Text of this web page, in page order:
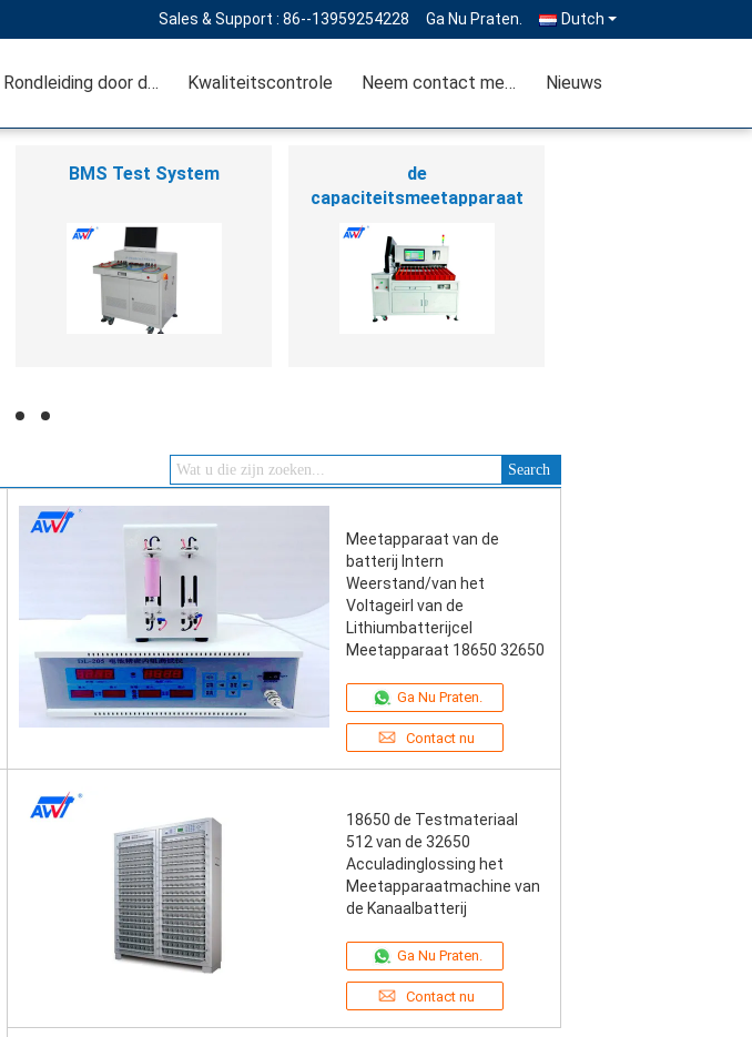
Sales & Support : 86--13959254228 Ga Nu Praten. Dutch
Rondleiding door de fabriek Kwaliteitscontrole Neem contact met ons op Nieuws
BMS Test System
de
capaciteitsmeetapparaat
van de lithiumbatterij
hd hd
Meetapparaat van de
batterij Intern
Weerstand/van het
Voltageirl van de
Lithiumbatterijcel
Meetapparaat 18650 32650
Ga Nu Praten.
Contact nu
18650 de Testmateriaal
512 van de 32650
Acculadinglossing het
Meetapparaatmachine van
de Kanaalbatterij
Ga Nu Praten.
Contact nu